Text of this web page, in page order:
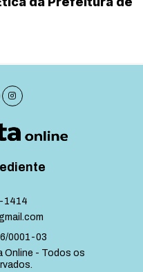
1414
0001-03
Online - Todos os